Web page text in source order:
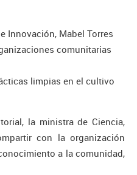
Innovación, Mabel Torres
comunitarias
limpias en el cultivo
la ministra de Ciencia,
con la organización
a la comunidad,